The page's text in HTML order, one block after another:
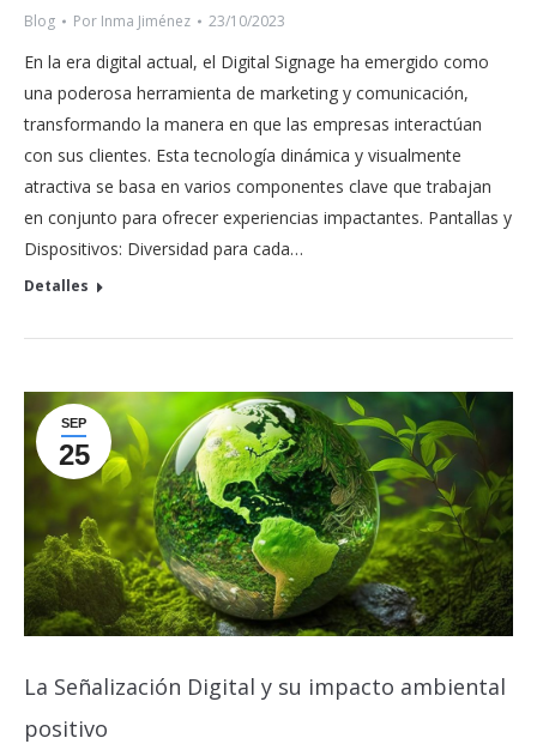
Blog Por Inma Jiménez 23/10/2023
En la era digital actual, el Digital Signage ha emergido como
una poderosa herramienta de marketing y comunicación,
transformando la manera en que las empresas interactúan
con sus clientes. Esta tecnología dinámica y visualmente
atractiva se basa en varios componentes clave que trabajan
en conjunto para ofrecer experiencias impactantes. Pantallas y
Dispositivos: Diversidad para cada…
Detalles
SEP
25
La Señalización Digital y su impacto ambiental
positivo